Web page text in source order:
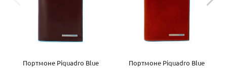
Портмоне Piquadro Blue
Портмоне Piquadro Blue